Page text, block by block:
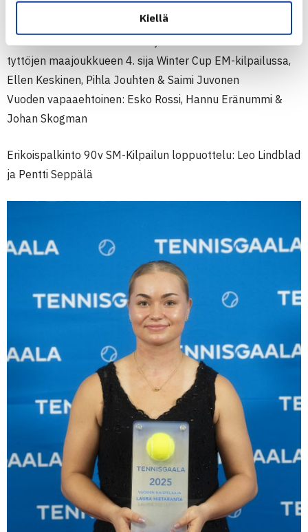
Kiellä
Vuoden Hippo Street Tennis -toimija: Valko-Pallo
tyttöjen maajoukkueen 4. sija Winter Cup EM-kilpailussa,
Ellen Keskinen, Pihla Jouhten & Saimi Juvonen
Vuoden vapaaehtoinen: Esko Rossi, Hannu Eränummi &
Johan Skogman
Erikoispalkinto 90v SM-Kilpailun loppuottelu: Leo Lindblad
ja Pentti Seppälä